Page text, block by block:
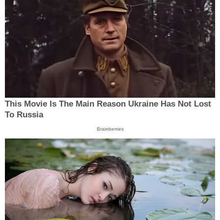
This Movie Is The Main Reason Ukraine Has Not Lost
To Russia
Brainberries